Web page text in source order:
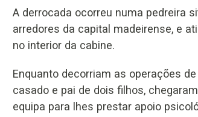
A derrocada ocorreu numa pedreira
arredores da capital madeirense, e
no interior da cabine.
Enquanto decorriam as operações
casado e pai de dois filhos,
equipa para lhes prestar apoio